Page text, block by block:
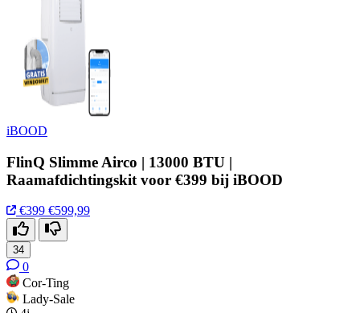
iBOOD
FlinQ Slimme Airco | 13000 BTU |
Raamafdichtingskit voor €399 bij iBOOD
€399 €599,99
34
0
Cor-Ting
Lady-Sale